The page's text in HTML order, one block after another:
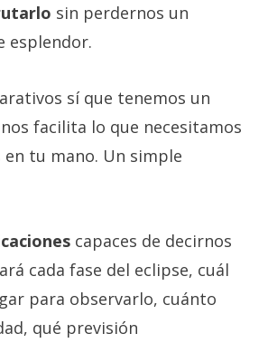
sin perdernos un
esplendor.
sí que tenemos un
facilita lo que necesitamos
en tu mano. Un simple
capaces de decirnos
cada fase del eclipse, cuál
para observarlo, cuánto
qué previsión